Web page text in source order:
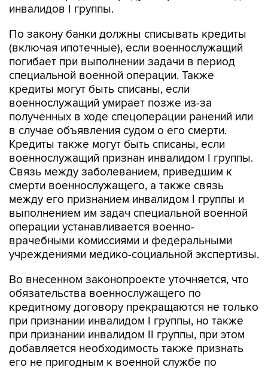
инвалидов I группы.
По закону банки должны списывать кредиты
(включая ипотечные), если военнослужащий
погибает при выполнении задачи в период
специальной военной операции. Также
кредиты могут быть списаны, если
военнослужащий умирает позже из-за
полученных в ходе спецоперации ранений или
в случае объявления судом о его смерти.
Кредиты также могут быть списаны, если
военнослужащий признан инвалидом I группы.
Связь между заболеванием, приведшим к
смерти военнослужащего, а также связь
между его признанием инвалидом I группы и
выполнением им задач специальной военной
операции устанавливается военно-
врачебными комиссиями и федеральными
учреждениями медико-социальной экспертизы.
Во внесенном законопроекте уточняется, что
обязательства военнослужащего по
кредитному договору прекращаются не только
при признании инвалидом I группы, но также
при признании инвалидом II группы, при этом
добавляется необходимость также признать
его не пригодным к военной службе по